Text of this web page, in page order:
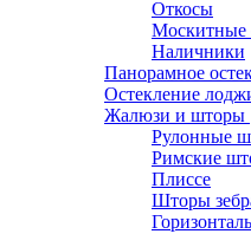
Откосы
Москитные
Наличники
Панорамное
Остекление
Жалюзи и шторы
Рулонные
Римские
Плиссе
Шторы